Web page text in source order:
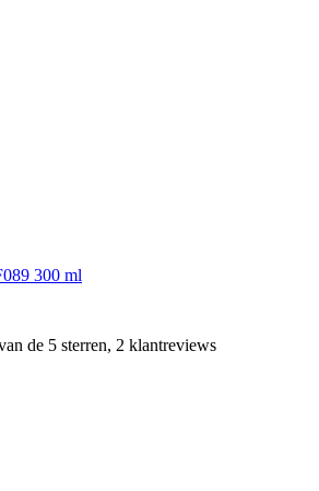
300 ml
de 5 sterren, 2 klantreviews